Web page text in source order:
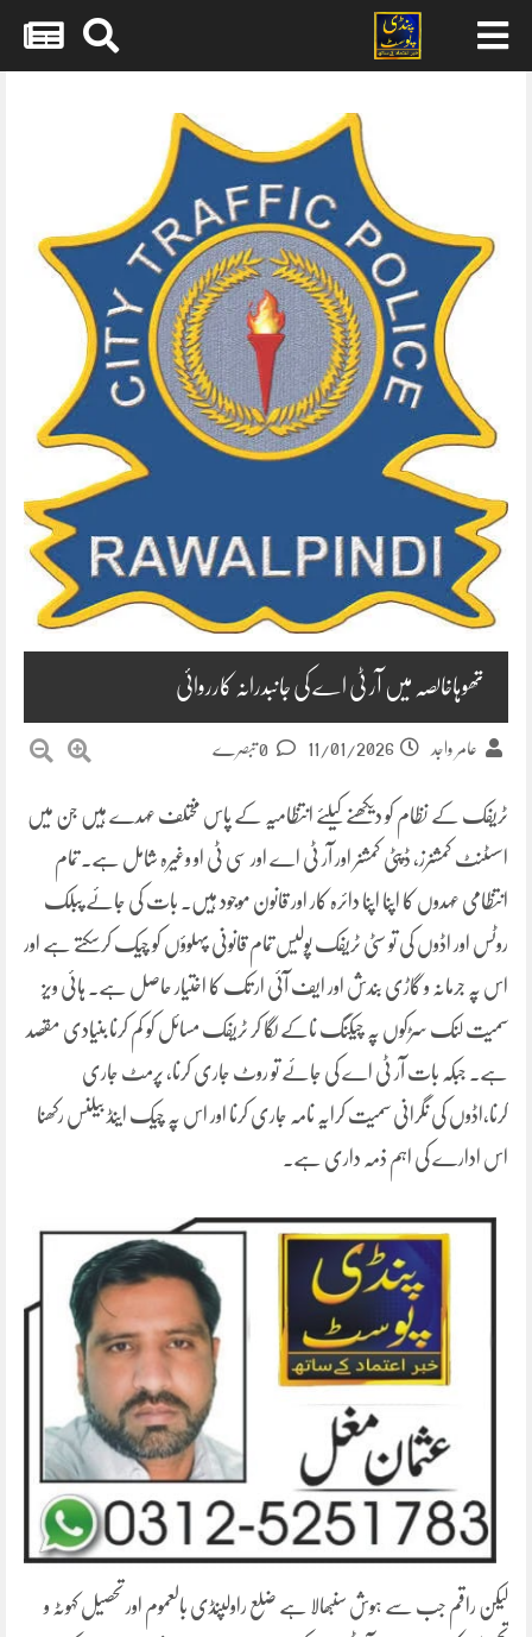
تھوہاخالصہ میں آر ٹی اے کی جانبدرانہ کارروائی
عامر واجد 11/01/2026
ٹریفک کے نظام کو دیکھنے کیلئے انتظامیہ کے پاس مختلف عہدے ہیں جن میں
اسسٹنٹ کمشنرز، ڈپٹی کمشنر اور آر ٹی اے اور سی ٹی او وغیرہ شامل ہے۔ تمام
انتظامی عہدوں کا اپنا اپنا دائرہ کار اور قانون موجود ہیں۔ بات کی جائے پبلک
روٹس اور اڈوں کی تو سٹی ٹریفک پولیس تمام قانونی پہلوؤں کو چیک کرسکتے ہے اور
اس پہ جرمانہ و گاڑی بندش اور ایف آئی ار تک کا اختیار حاصل ہے۔ ہائی ویز
سمیت لنک سڑکوں پہ چیکنگ ناکے لگا کر ٹریفک مسائل کو کم کرنا بنیادی مقصد
ہے۔ جبکہ بات آر ٹی اے کی جائے تو روٹ جاری کرنا، پرمٹ جاری
کرنا،اڈوں کی نگرانی سمیت کرایہ نامہ جاری کرنا اور اس پہ چیک اینڈ بیلنس رکھنا
اس ادارے کی اہم ذمہ داری ہے۔
لیکن راقم جب سے ہوش سنبھالا ہے ضلع راولپنڈی بالعموم اور تحصیل کہوٹہ و